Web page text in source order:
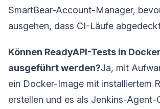
SmartBear-Account-Manager,
ausgehen, dass CI-Läufe
Können ReadyAPI-Tests in
ausgeführt werden?Ja, mit
ein Docker-Image mit installiertem
erstellen und es als Jenkins-Agent-